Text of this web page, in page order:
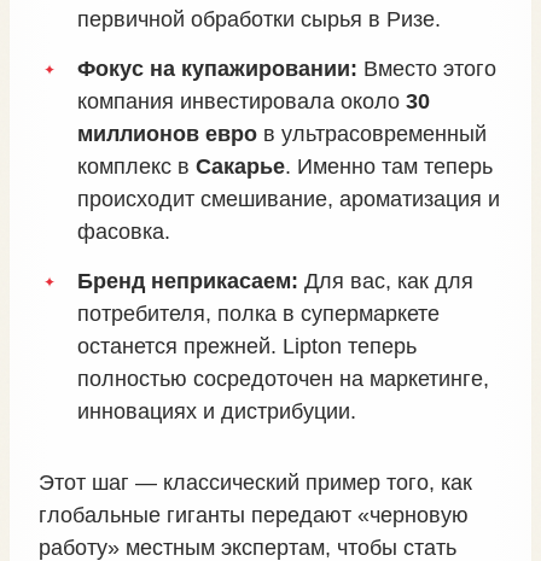
первичной обработки сырья в Ризе.
Фокус на купажировании: Вместо этого
компания инвестировала около 30
миллионов евро в ультрасовременный
комплекс в Сакарье. Именно там теперь
происходит смешивание, ароматизация и
фасовка.
Бренд неприкасаем: Для вас, как для
потребителя, полка в супермаркете
останется прежней. Lipton теперь
полностью сосредоточен на маркетинге,
инновациях и дистрибуции.
Этот шаг — классический пример того, как
глобальные гиганты передают «черновую
работу» местным экспертам, чтобы стать